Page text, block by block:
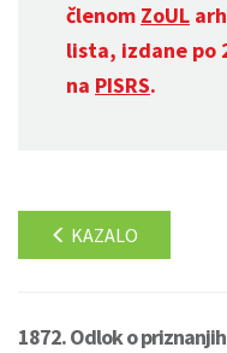
členom ZoUL
lista, izdane po
na PISRS.
KAZALO
1872. Odlok o